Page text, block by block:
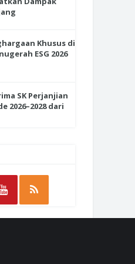
Khusus di
ESG 2026
SK Perjanjian
2026–2028 dari